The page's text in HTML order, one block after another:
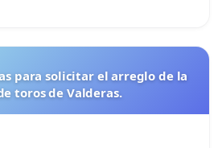
para solicitar el arreglo de la
toros de Valderas.